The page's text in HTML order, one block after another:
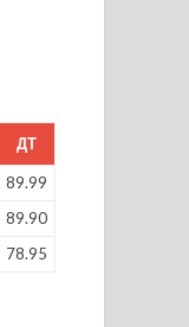
ДТ
89.99
89.90
78.95